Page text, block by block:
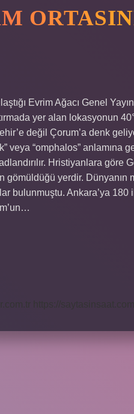
Evrim Ağacı Genel
yer alan lokasyonun
değil Çorum’a denk
veya “omphalos” anlamına
Hristiyanlara göre
gömüldüğü yerdir.
bulunmuştu. Ankara’ya 180